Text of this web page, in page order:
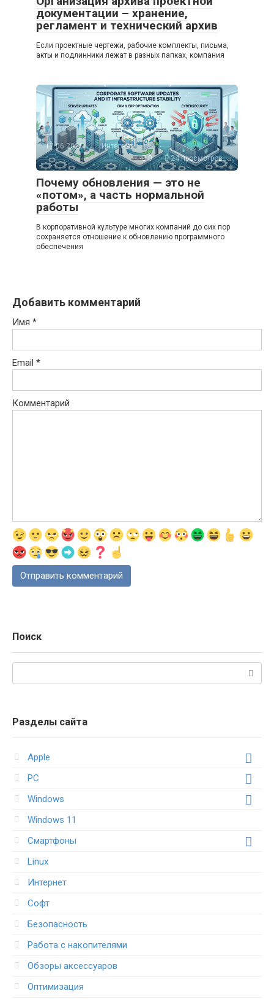
документации – хранение,
регламент и технический архив
Если проектные чертежи, рабочие комплекты, письма,
акты и подлинники лежат в разных папках, компания
17.06.2026
Интернет
0
24 просмотров
Почему обновления — это не
«потом», а часть нормальной
работы
В корпоративной культуре многих компаний до сих пор
сохраняется отношение к обновлению программного
обеспечения
Добавить комментарий
Имя *
Email *
Комментарий
Поиск
Разделы сайта
Apple
PC
Windows
Windows 11
Смартфоны
Linux
Интернет
Софт
Безопасность
Работа с накопителями
Обзоры аксессуаров
Оптимизация